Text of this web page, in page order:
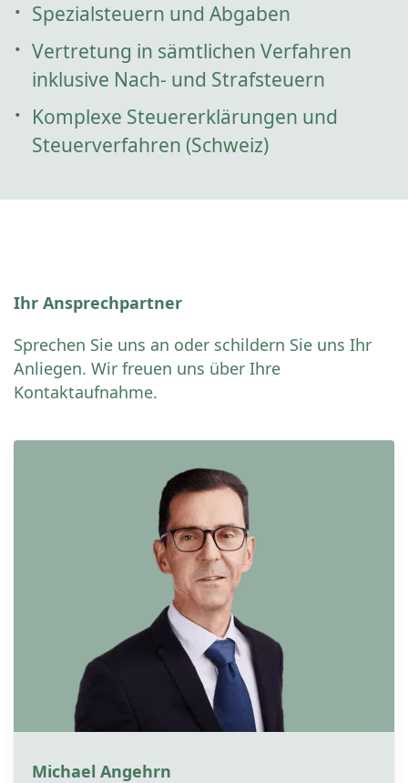
Spezialsteuern und Abgaben
Vertretung in sämtlichen Verfahren
inklusive Nach- und Strafsteuern
Komplexe Steuererklärungen und
Steuerverfahren (Schweiz)
Ihr Ansprechpartner
Sprechen Sie uns an oder schildern Sie uns Ihr
Anliegen. Wir freuen uns über Ihre
Kontaktaufnahme.
Michael Angehrn